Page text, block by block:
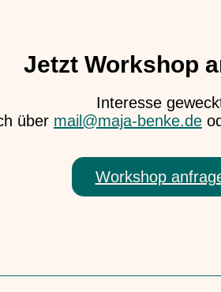
Jetzt Workshop
Interesse
über mail@maja-benke.de
Workshop